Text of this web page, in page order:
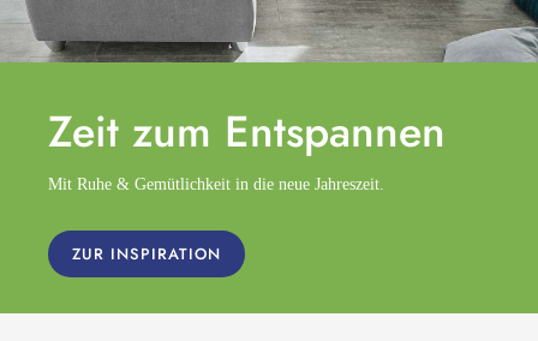
Zeit zum Entspannen
Mit Ruhe & Gemütlichkeit in die neue Jahreszeit.
ZUR INSPIRATION